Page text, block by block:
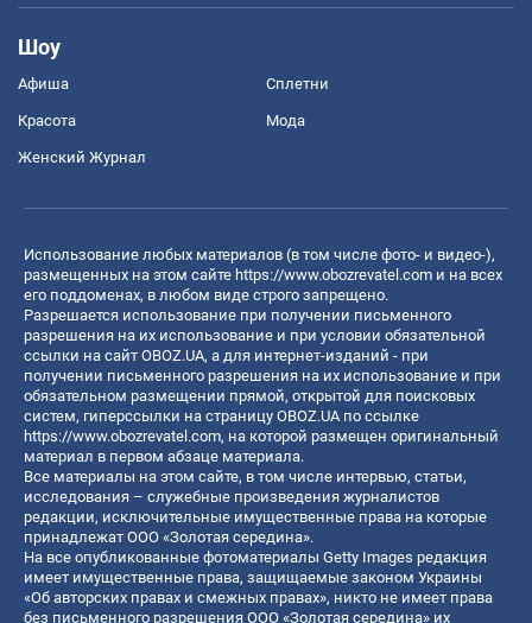
Шоу
Афиша Сплетни
Красота Мода
Женский Журнал
Использование любых материалов (в том числе фото- и видео-),
размещенных на этом сайте https://www.obozrevatel.com и на всех
его поддоменах, в любом виде строго запрещено.
Разрешается использование при получении письменного
разрешения на их использование и при условии обязательной
ссылки на сайт OBOZ.UA, а для интернет-изданий - при
получении письменного разрешения на их использование и при
обязательном размещении прямой, открытой для поисковых
систем, гиперссылки на страницу OBOZ.UA по ссылке
https://www.obozrevatel.com, на которой размещен оригинальный
материал в первом абзаце материала.
Все материалы на этом сайте, в том числе интервью, статьи,
исследования – служебные произведения журналистов
редакции, исключительные имущественные права на которые
принадлежат ООО «Золотая середина».
На все опубликованные фотоматериалы Getty Images редакция
имеет имущественные права, защищаемые законом Украины
«Об авторских правах и смежных правах», никто не имеет права
без письменного разрешения ООО «Золотая середина» их